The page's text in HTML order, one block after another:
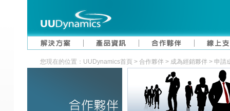
您現在的位置：UUDynamics首頁 > 合作夥伴 > 成為經銷夥伴 > 申請